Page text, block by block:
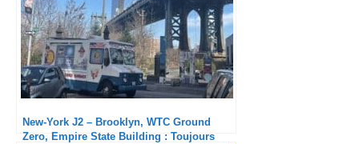
New-York J2 – Brooklyn, WTC Ground
Zero, Empire State Building : Toujours